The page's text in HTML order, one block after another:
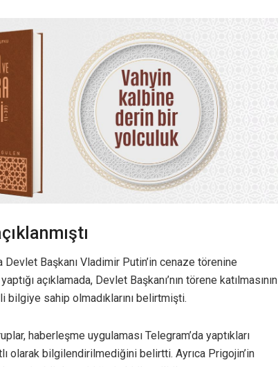
Başkanı Vladimir Putin’in cenaze törenine
açıklamada, Devlet Başkanı’nın törene katılmasının
bilgiye sahip olmadıklarını belirtmişti.
haberleşme uygulaması Telegram’da yaptıkları
olarak bilgilendirilmediğini belirtti. Ayrıca Prigojin’in